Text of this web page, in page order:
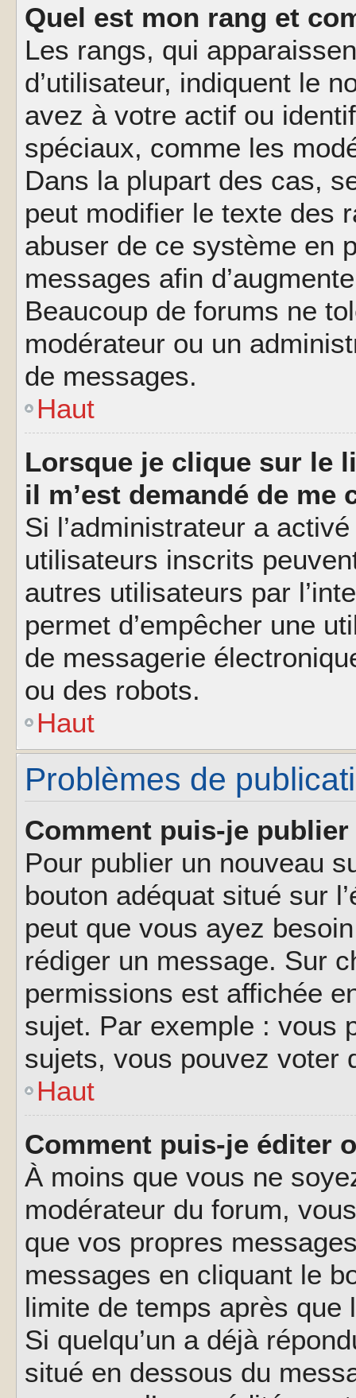
Quel est mon rang et
Les rangs, qui
d’utilisateur, indiquent le
avez à votre actif ou
spéciaux, comme les
Dans la plupart des cas,
peut modifier le texte des
abuser de ce système en
messages afin
Beaucoup de forums ne
modérateur ou un
de messages.
Haut
Lorsque je clique sur le
il m’est demandé de me
Si l’administrateur a
utilisateurs inscrits
autres utilisateurs par
permet d’empêcher une
de messagerie
ou des robots.
Haut
Problèmes de
Comment puis-je
Pour publier un nouveau
bouton adéquat situé sur
peut que vous ayez
rédiger un message. Sur
permissions est affichée
sujet. Par exemple : vous
sujets, vous pouvez voter
Haut
Comment puis-je éditer
À moins que vous ne
modérateur du forum,
que vos propres
messages en cliquant le
limite de temps après
Si quelqu’un a déjà
situé en dessous du